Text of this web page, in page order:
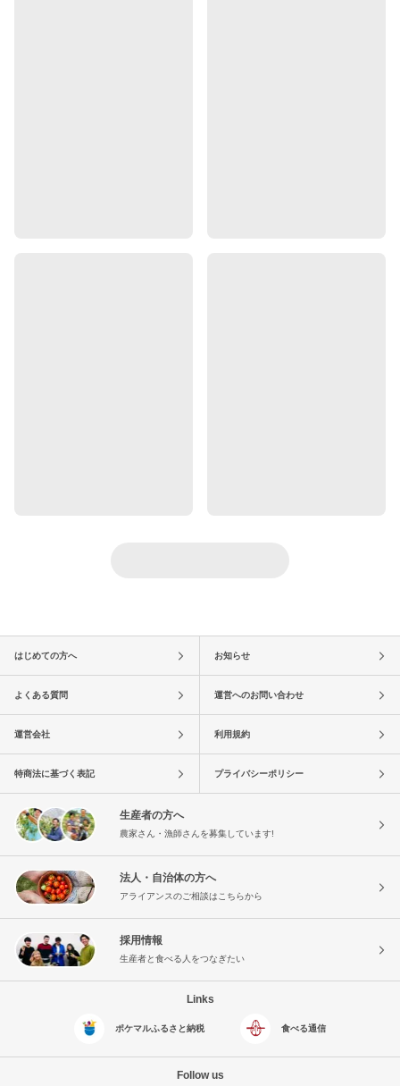
はじめての方へ お知らせ
よくある質問 運営へのお問い合わせ
運営会社 利用規約
特商法に基づく表記 プライバシーポリシー
生産者の方へ
農家さん・漁師さんを募集しています!
法人・自治体の方へ
アライアンスのご相談はこちらから
採用情報
生産者と食べる人をつなぎたい
Links
ポケマルふるさと納税 食べる通信
Follow us